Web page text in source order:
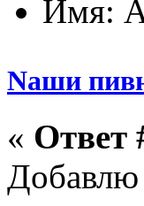
Имя:
Nаши
« Ответ
Добавлю